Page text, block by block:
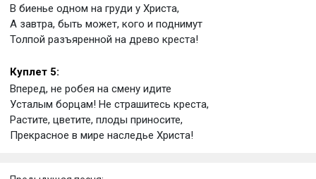
В биенье одном на груди у Христа,
А завтра, быть может, кого и поднимут
Толпой разъяренной на древо креста!
Куплет 5:
Вперед, не робея на смену идите
Усталым борцам! Не страшитесь креста,
Растите, цветите, плоды приносите,
Прекрасное в мире наследье Христа!